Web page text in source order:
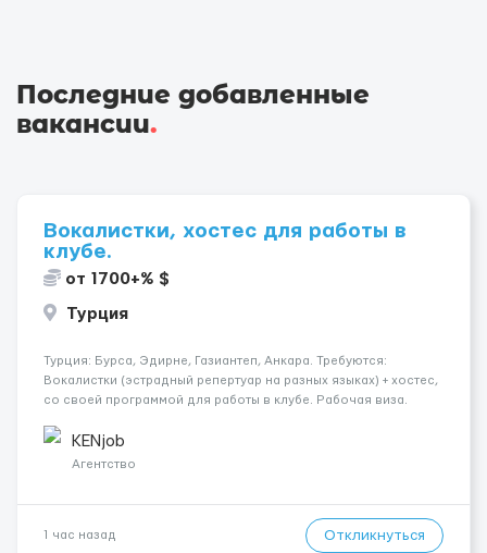
Последние добавленные
вакансии.
Вокалистки, хостес для работы в
клубе.
от 1700+% $
Турция
Турция: Бурса, Эдирне, Газиантеп, Анкара. Требуются:
Вокалистки (эстрадный репертуар на разных языках) + хостеc,
со своей программой для работы в клубе. Рабочая виза.
одного до трех месяцев. Мед. страховка. Высокая зарплат...
KENjob
Агентство
1 час назад Откликнуться